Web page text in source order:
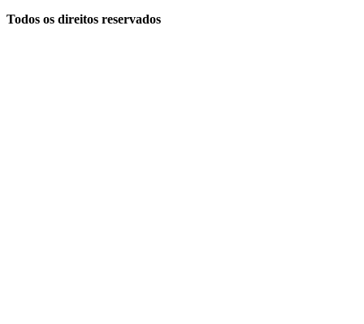
Todos os direitos reservados